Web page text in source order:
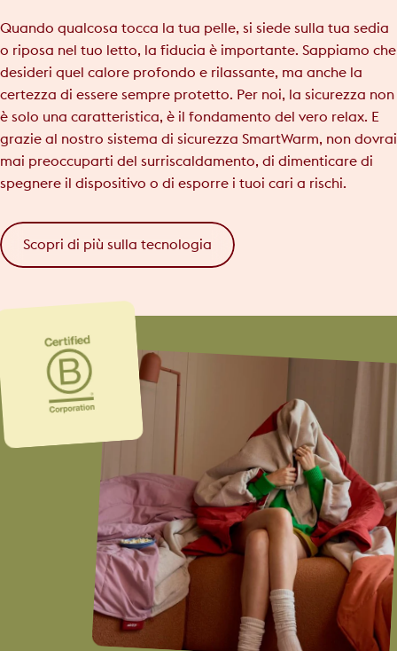
Quando qualcosa tocca la tua pelle, si siede sulla tua sedia
o riposa nel tuo letto, la fiducia è importante. Sappiamo che
desideri quel calore profondo e rilassante, ma anche la
certezza di essere sempre protetto. Per noi, la sicurezza non
è solo una caratteristica, è il fondamento del vero relax. E
grazie al nostro sistema di sicurezza SmartWarm, non dovrai
mai preoccuparti del surriscaldamento, di dimenticare di
spegnere il dispositivo o di esporre i tuoi cari a rischi.
Scopri di più sulla tecnologia